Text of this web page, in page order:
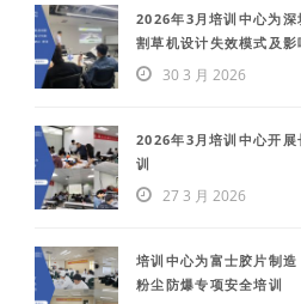
2026年3月培训中心为
割草机设计失效模式及
30 3 月 2026
2026年3月培训中心开
训
27 3 月 2026
培训中心为富士胶片制
粉尘防爆专项安全培训